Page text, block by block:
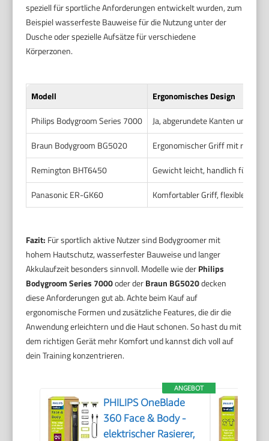
speziell für sportliche Anforderungen entwickelt wurden, zum
Beispiel wasserfeste Bauweise für die Nutzung unter der
Dusche oder spezielle Aufsätze für verschiedene
Körperzonen.
Modell
Ergonomisches Design
Philips Bodygroom Series 7000
Ja, abgerundete Kanten und
Braun Bodygroom BG5020
Ergonomischer Griff mit
Remington BHT6450
Gewicht leicht, handlich für
Panasonic ER-GK60
Komfortabler Griff, flexible
Fazit: Für sportlich aktive Nutzer sind Bodygroomer mit
hohem Hautschutz, wasserfester Bauweise und langer
Akkulaufzeit besonders sinnvoll. Modelle wie derPhilips
Bodygroom Series 7000oder derBraun BG5020decken
diese Anforderungen gut ab. Achte beim Kauf auf
ergonomische Formen und zusätzliche Features, die dir die
Anwendung erleichtern und die Haut schonen. So hast du mit
dem richtigen Gerät mehr Komfort und kannst dich voll auf
dein Training konzentrieren.
ANGEBOT
PHILIPS OneBlade
360 Face & Body -
elektrischer Rasierer,